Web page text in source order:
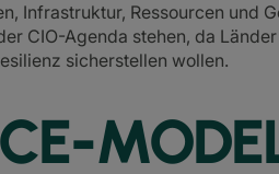
Infrastruktur, Ressourcen und
CIO-Agenda stehen, da
sicherstellen wollen.